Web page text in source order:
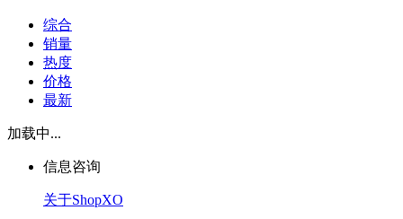
综合
销量
热度
价格
最新
加载中...
信息咨询
关于ShopXO